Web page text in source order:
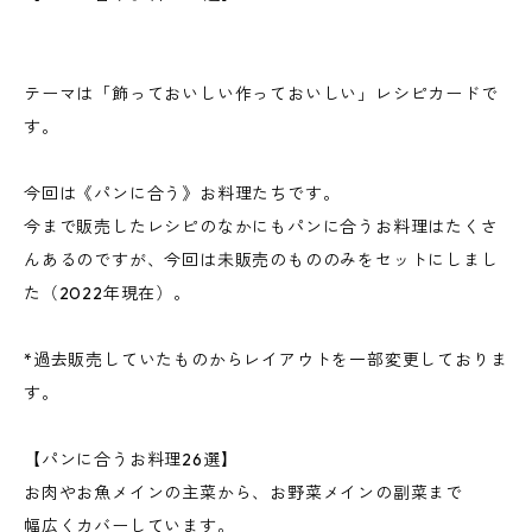
テーマは「飾っておいしい作っておいしい」レシピカードで
す。
今回は《パンに合う》お料理たちです。
今まで販売したレシピのなかにもパンに合うお料理はたくさ
んあるのですが、今回は未販売のもののみをセットにしまし
た（2022年現在）。
*過去販売していたものからレイアウトを一部変更しておりま
す。
【パンに合うお料理26選】
お肉やお魚メインの主菜から、お野菜メインの副菜まで
幅広くカバーしています。